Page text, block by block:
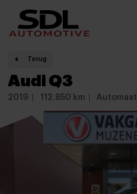
Nieuwe locatie SDL
Vergelijker
Terug
Audi Q3
2019 112.850 km Automaat